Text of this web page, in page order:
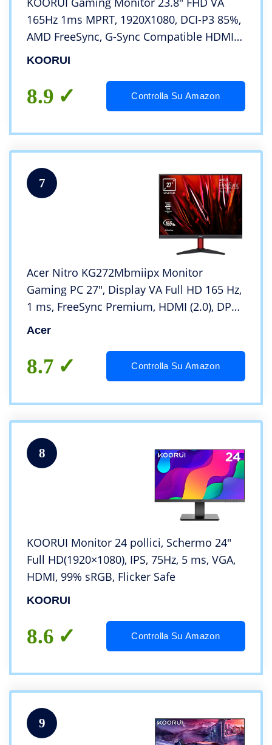
165Hz 1ms MPRT, 1920X1080, DCI-P3 85%,
AMD FreeSync, G-Sync Compatible HDMI
1.4, Display Port 1.2, Nero
KOORUI
8.9 Controlla Su Amazon
7
Acer Nitro KG272Mbmiipx Monitor
Gaming PC 27″, Display VA Full HD 165 Hz,
1 ms, FreeSync Premium, HDMI (2.0), DP
(1.2), Lum 250 cd/m2, ZeroFrame, Speaker
Acer
8.7 Controlla Su Amazon
8
KOORUI Monitor 24 pollici, Schermo 24″
Full HD(1920×1080), IPS, 75Hz, 5 ms, VGA,
HDMI, 99% sRGB, Flicker Safe
KOORUI
8.6 Controlla Su Amazon
9